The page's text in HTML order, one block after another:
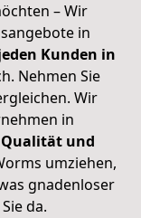
– Wir
in
Kunden in
Nehmen Sie
Wir
in
Qualität und
umziehen,
gnadenloser
da.